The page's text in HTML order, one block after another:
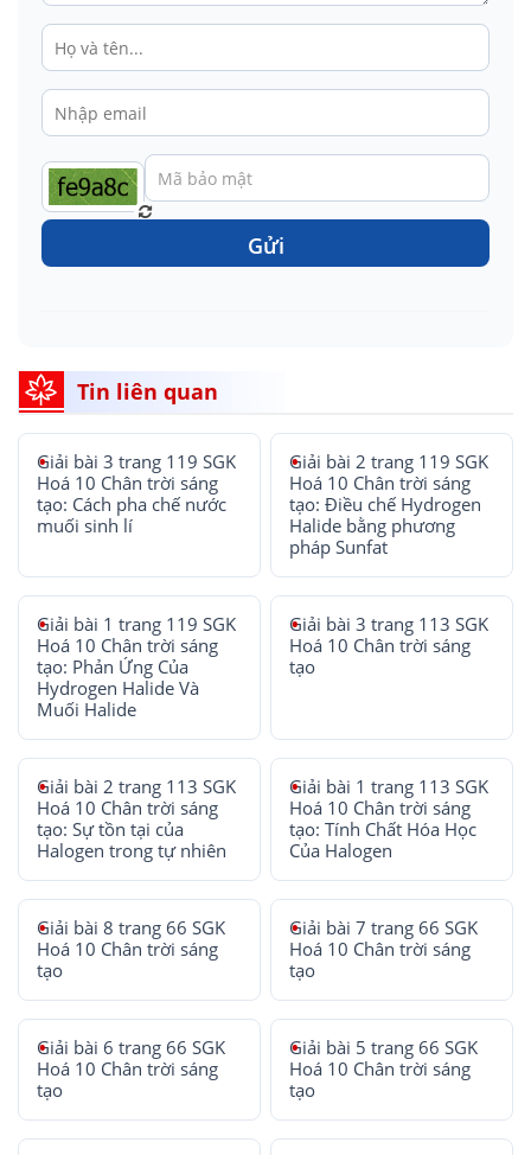
Gửi
Tin liên quan
Giải bài 3 trang 119 SGK
Hoá 10 Chân trời sáng
tạo: Cách pha chế nước
muối sinh lí
Giải bài 2 trang 119 SGK
Hoá 10 Chân trời sáng
tạo: Điều chế Hydrogen
Halide bằng phương
pháp Sunfat
Giải bài 1 trang 119 SGK
Hoá 10 Chân trời sáng
tạo: Phản Ứng Của
Hydrogen Halide Và
Muối Halide
Giải bài 3 trang 113 SGK
Hoá 10 Chân trời sáng
tạo
Giải bài 2 trang 113 SGK
Hoá 10 Chân trời sáng
tạo: Sự tồn tại của
Halogen trong tự nhiên
Giải bài 1 trang 113 SGK
Hoá 10 Chân trời sáng
tạo: Tính Chất Hóa Học
Của Halogen
Giải bài 8 trang 66 SGK
Hoá 10 Chân trời sáng
tạo
Giải bài 7 trang 66 SGK
Hoá 10 Chân trời sáng
tạo
Giải bài 6 trang 66 SGK
Hoá 10 Chân trời sáng
tạo
Giải bài 5 trang 66 SGK
Hoá 10 Chân trời sáng
tạo